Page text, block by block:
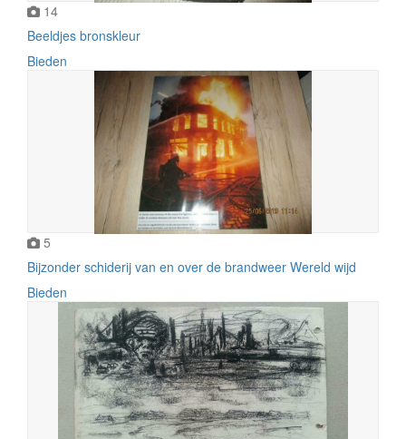
14
Beeldjes bronskleur
Bieden
5
Bijzonder schiderij van en over de brandweer Wereld wijd
Bieden